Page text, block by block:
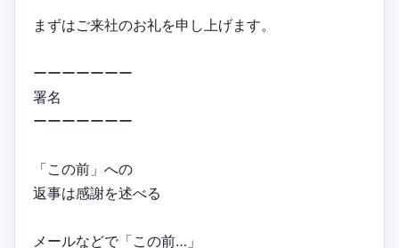
まずはご来社のお礼を申し上げます。
ーーーーーーー
署名
ーーーーーーー
「この前」への
返事は感謝を述べる
メールなどで「この前…」